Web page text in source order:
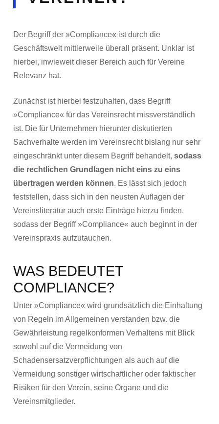
Der Begriff der »Compliance« ist durch die
Geschäftswelt mittlerweile überall präsent. Unklar ist
hierbei, inwieweit dieser Bereich auch für Vereine
Relevanz hat.
Zunächst ist hierbei festzuhalten, dass Begriff
»Compliance« für das Vereinsrecht missverständlich
ist. Die für Unternehmen hierunter diskutierten
Sachverhalte werden im Vereinsrecht bislang nur sehr
eingeschränkt unter diesem Begriff behandelt, sodass
die rechtlichen Grundlagen nicht eins zu eins
übertragen werden können. Es lässt sich jedoch
feststellen, dass sich in den neusten Auflagen der
Vereinsliteratur auch erste Einträge hierzu finden,
sodass der Begriff »Compliance« auch beginnt in der
Vereinspraxis aufzutauchen.
WAS BEDEUTET
COMPLIANCE?
Unter »Compliance« wird grundsätzlich die Einhaltung
von Regeln im Allgemeinen verstanden bzw. die
Gewährleistung regelkonformen Verhaltens mit Blick
sowohl auf die Vermeidung von
Schadensersatzverpflichtungen als auch auf die
Vermeidung sonstiger wirtschaftlicher oder faktischer
Risiken für den Verein, seine Organe und die
Vereinsmitglieder.